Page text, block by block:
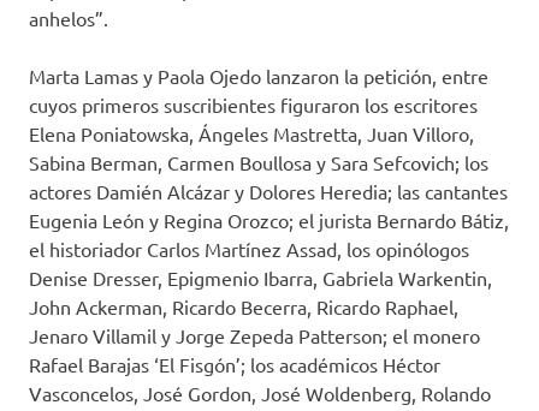
anhelos”.
Marta Lamas y Paola Ojedo lanzaron la petición, entre
cuyos primeros suscribientes figuraron los escritores
Elena Poniatowska, Ángeles Mastretta, Juan Villoro,
Sabina Berman, Carmen Boullosa y Sara Sefcovich; los
actores Damién Alcázar y Dolores Heredia; las cantantes
Eugenia León y Regina Orozco; el jurista Bernardo Bátiz,
el historiador Carlos Martínez Assad, los opinólogos
Denise Dresser, Epigmenio Ibarra, Gabriela Warkentin,
John Ackerman, Ricardo Becerra, Ricardo Raphael,
Jenaro Villamil y Jorge Zepeda Patterson; el monero
Rafael Barajas ‘El Fisgón’; los académicos Héctor
Vasconcelos, José Gordon, José Woldenberg, Rolando